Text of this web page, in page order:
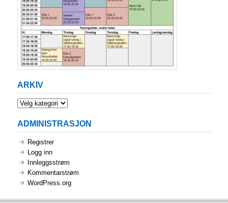
ARKIV
Arkiv
ADMINISTRASJON
Registrer
Logg inn
Innleggsstrøm
Kommentarstrøm
WordPress.org